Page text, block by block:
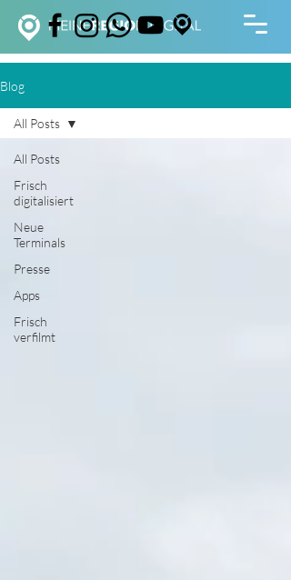
Blog
All Posts
Frisch
digitalisiert
Neue
Terminals
Presse
Apps
Frisch
verfilmt
All Posts